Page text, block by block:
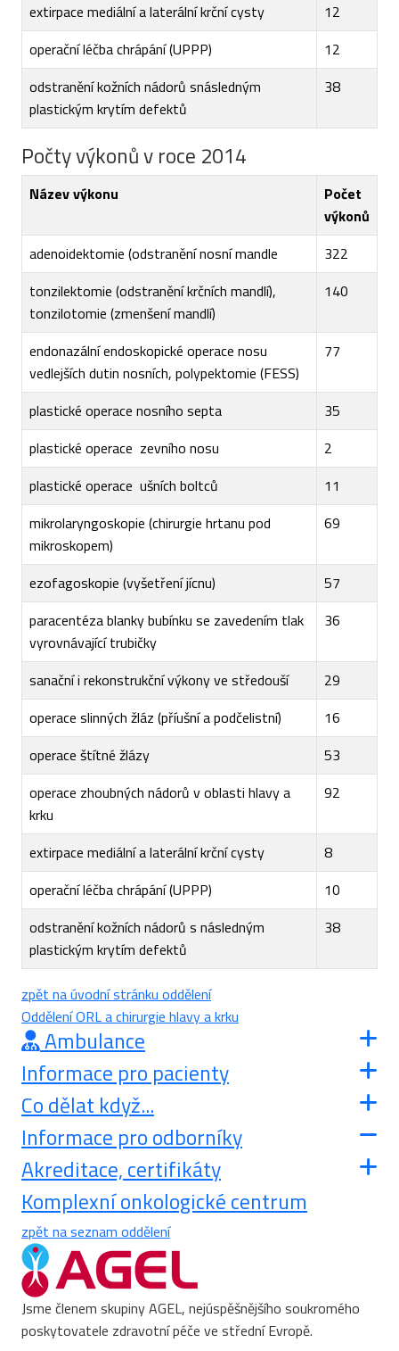
extirpace mediální a laterální krční cysty
12
operační léčba chrápání (UPPP)
12
odstranění kožních nádorů snásledným
plastickým krytím defektů
38
Počty výkonů v roce 2014
Název výkonu
Počet
výkonů
adenoidektomie (odstranění nosní mandle
322
tonzilektomie (odstranění krčních mandlí),
tonzilotomie (zmenšení mandlí)
140
endonazální endoskopické operace nosu
vedlejších dutin nosních, polypektomie (FESS)
77
plastické operace nosního septa
35
plastické operace zevního nosu
2
plastické operace ušních boltců
11
mikrolaryngoskopie (chirurgie hrtanu pod
mikroskopem)
69
ezofagoskopie (vyšetření jícnu)
57
paracentéza blanky bubínku se zavedením tlak
vyrovnávající trubičky
36
sanační i rekonstrukční výkony ve středouší
29
operace slinných žláz (příušní a podčelistní)
16
operace štítné žlázy
53
operace zhoubných nádorů v oblasti hlavy a
krku
92
extirpace mediální a laterální krční cysty
8
operační léčba chrápání (UPPP)
10
odstranění kožních nádorů s následným
plastickým krytím defektů
38
zpět na úvodní stránku oddělení
Oddělení ORL a chirurgie hlavy a krku
Ambulance
Informace pro pacienty
Co dělat když...
Informace pro odborníky
Akreditace, certifikáty
Komplexní onkologické centrum
zpět na seznam oddělení
Jsme členem skupiny AGEL, nejúspěšnějšího soukromého
poskytovatele zdravotní péče ve střední Evropě.